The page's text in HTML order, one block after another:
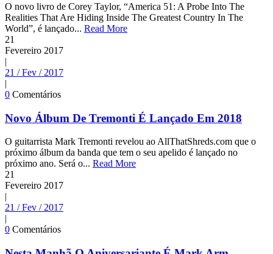
O novo livro de Corey Taylor, “America 51: A Probe Into The
Realities That Are Hiding Inside The Greatest Country In The
World”, é lançado... Read More
21
Fevereiro 2017
|
21 / Fev / 2017
|
0 Comentários
Novo Álbum De Tremonti É Lançado Em 2018
O guitarrista Mark Tremonti revelou ao AllThatShreds.com que o
próximo álbum da banda que tem o seu apelido é lançado no
próximo ano. Será o... Read More
21
Fevereiro 2017
|
21 / Fev / 2017
|
0 Comentários